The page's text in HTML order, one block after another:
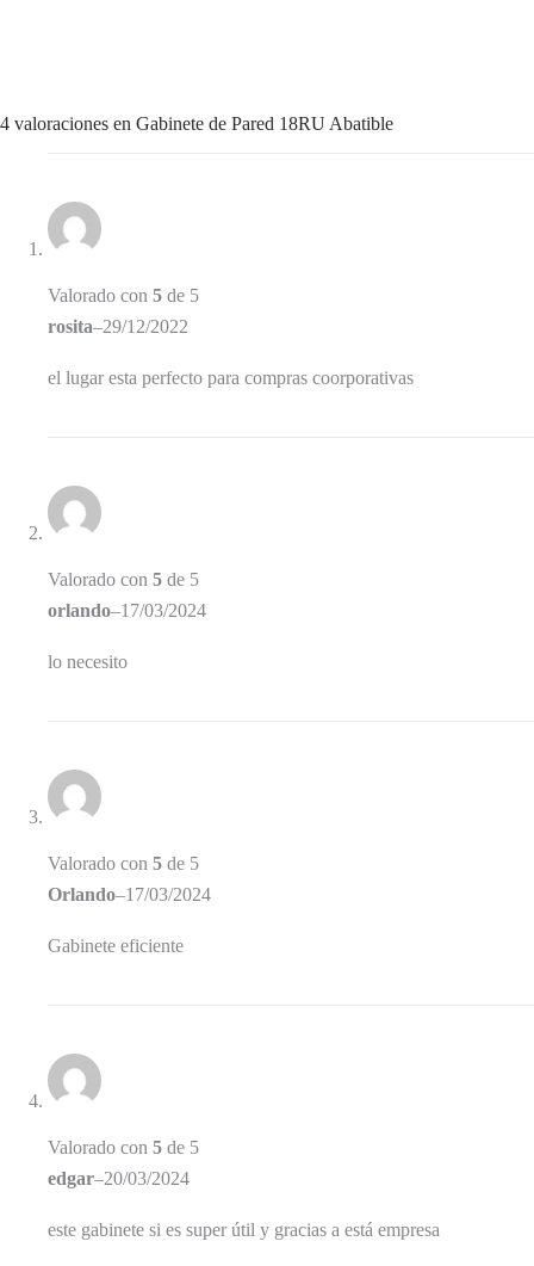
4 valoraciones en Gabinete de Pared 18RU Abatible
Valorado con 5 de 5
rosita–29/12/2022
el lugar esta perfecto para compras coorporativas
Valorado con 5 de 5
orlando–17/03/2024
lo necesito
Valorado con 5 de 5
Orlando–17/03/2024
Gabinete eficiente
Valorado con 5 de 5
edgar–20/03/2024
este gabinete si es super útil y gracias a está empresa